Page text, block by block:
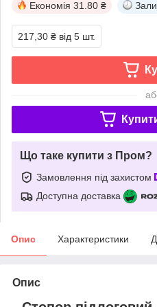
Економія 31.80 ₴
217,30 ₴ від 5 шт.
Що таке купити з Пром?
Замовлення під захистом
Доступна доставка
Опис Характеристики
Опис